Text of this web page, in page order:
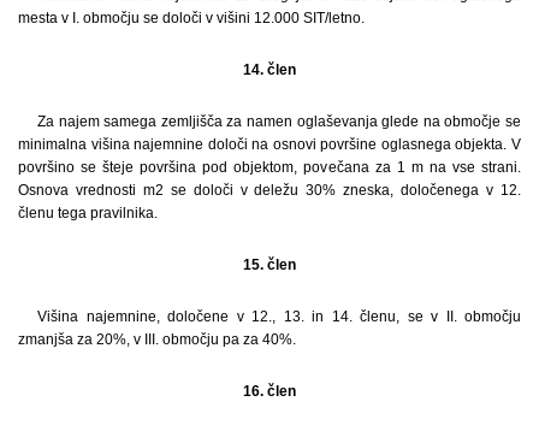
mesta v I. območju se določi v višini 12.000 SIT/letno.
14. člen
Za najem samega zemljišča za namen oglaševanja glede na območje se
minimalna višina najemnine določi na osnovi površine oglasnega objekta. V
površino se šteje površina pod objektom, povečana za 1 m na vse strani.
Osnova vrednosti m2 se določi v deležu 30% zneska, določenega v 12.
členu tega pravilnika.
15. člen
Višina najemnine, določene v 12., 13. in 14. členu, se v II. območju
zmanjša za 20%, v III. območju pa za 40%.
16. člen